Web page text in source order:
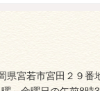
県宮若市宮田２９